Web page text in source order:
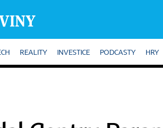
REALITY INVESTICE PODCASTY HRY